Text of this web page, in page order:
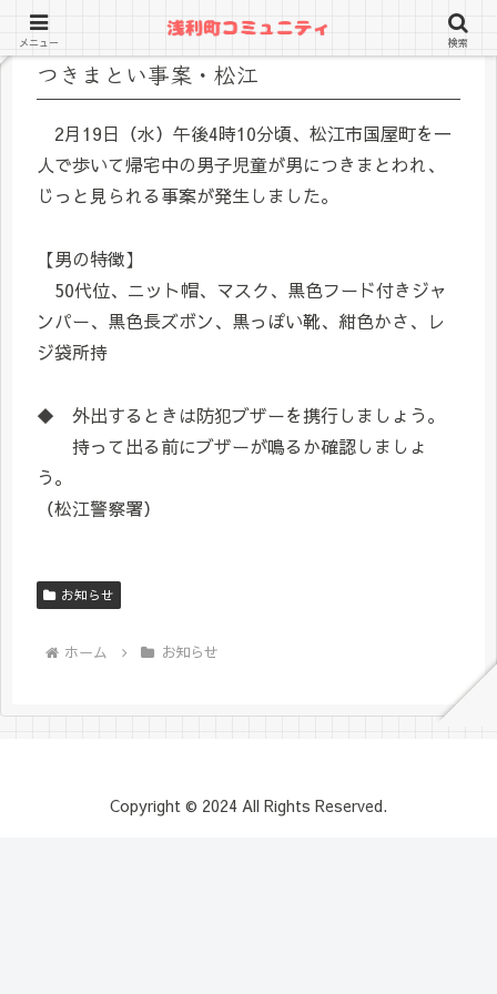
つきまとい事案・松江
2月19日（水）午後4時10分頃、松江市国屋町を一
人で歩いて帰宅中の男子児童が男につきまとわれ、
じっと見られる事案が発生しました。
【男の特徴】
50代位、ニット帽、マスク、黒色フード付きジャ
ンパー、黒色長ズボン、黒っぽい靴、紺色かさ、レ
ジ袋所持
◆ 外出するときは防犯ブザーを携行しましょう。
持って出る前にブザーが鳴るか確認しましょ
う。
（松江警察署）
お知らせ
ホーム お知らせ
Copyright © 2024 All Rights Reserved.
メニュー 検索